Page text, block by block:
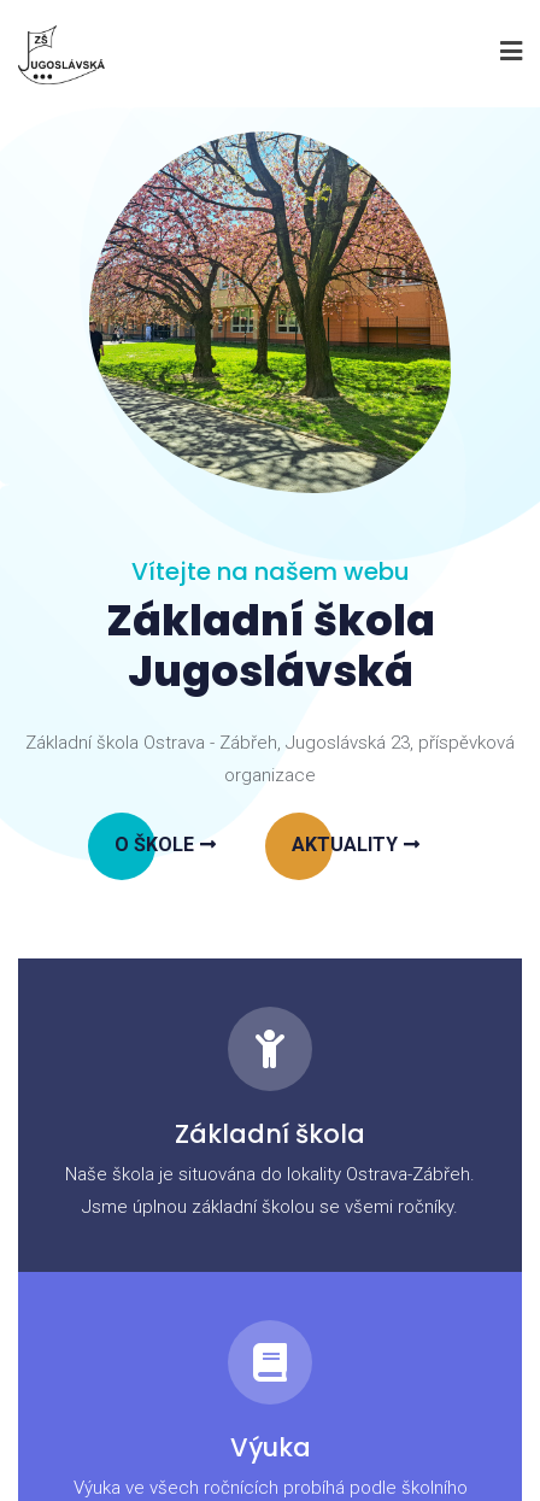
Vítejte na našem webu
Základní škola
Jugoslávská
Základní škola Ostrava - Zábřeh, Jugoslávská 23, příspěvková
organizace
O ŠKOLE AKTUALITY
Základní škola
Naše škola je situována do lokality Ostrava-Zábřeh.
Jsme úplnou základní školou se všemi ročníky.
Výuka
Výuka ve všech ročnících probíhá podle školního